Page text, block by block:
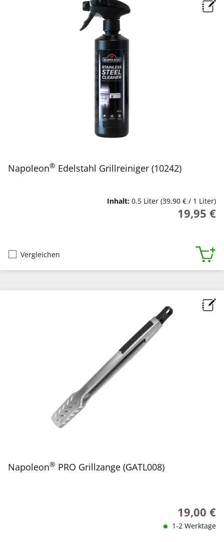
Napoleon® Edelstahl Grillreiniger (10242)
Inhalt: 0.5 Liter (39,90 € / 1 Liter)
Regulärer
19,95 €
Vergleichen
Napoleon® PRO Grillzange (GATL008)
Regulärer
19,00 €
1-2 Werktage